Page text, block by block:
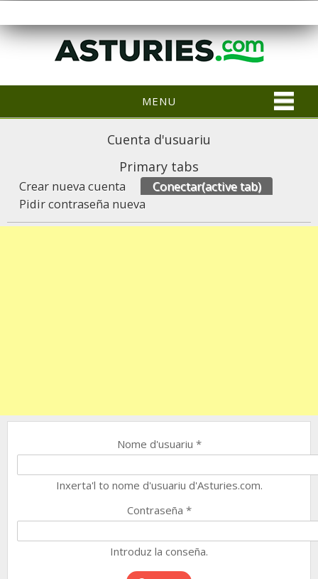
MENU
Cuenta d'usuariu
Primary tabs
Crear nueva cuenta Conectar(active tab)
Pidir contraseña nueva
Nome d'usuariu *
Inxerta'l to nome d'usuariu d'Asturies.com.
Contraseña *
Introduz la conseña.